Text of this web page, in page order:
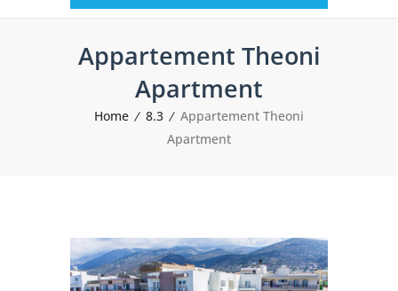
Appartement Theoni
Apartment
Home 8.3
Appartement Theoni
Apartment